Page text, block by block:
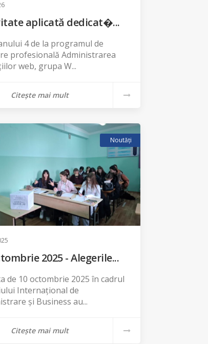
aplicată dedicat�...
4 de la programul de
profesională Administrarea
web, grupa W...
Citește mai mult
Noutăți
2025 - Alegerile...
de 10 octombrie 2025 în cadrul
Internațional de
și Business au...
Citește mai mult